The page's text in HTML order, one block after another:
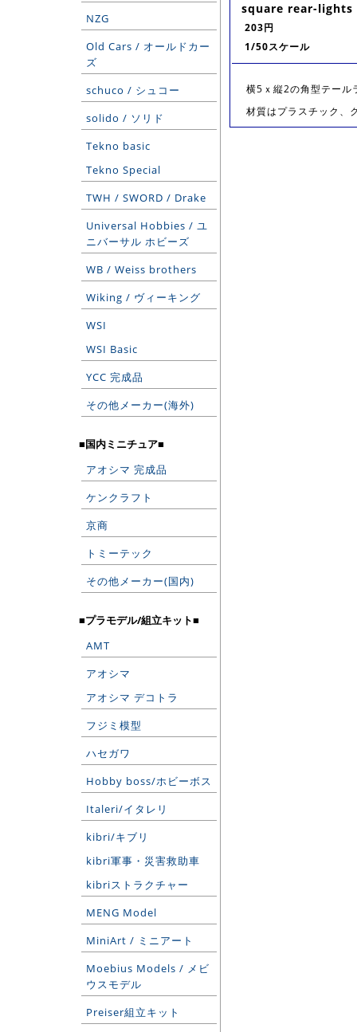
NZG
Old Cars / オールドカー
ズ
schuco / シュコー
solido / ソリド
Tekno basic
Tekno Special
TWH / SWORD / Drake
Universal Hobbies / ユ
ニバーサル ホビーズ
WB / Weiss brothers
Wiking / ヴィーキング
WSI
WSI Basic
YCC 完成品
その他メーカー(海外)
■国内ミニチュア■
アオシマ 完成品
ケンクラフト
京商
トミーテック
その他メーカー(国内)
■プラモデル/組立キット■
AMT
アオシマ
アオシマ デコトラ
フジミ模型
ハセガワ
Hobby boss/ホビーボス
Italeri/イタレリ
kibri/キブリ
kibri軍事・災害救助車
kibriストラクチャー
MENG Model
MiniArt / ミニアート
Moebius Models / メビ
ウスモデル
Preiser組立キット
square rear-lights
203円
1/50スケール
横5ｘ縦2の角型テール
材質はプラスチック、